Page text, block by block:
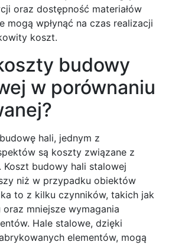
oraz dostępność materiałów
mogą wpłynąć na czas realizacji
koszt.
budowy
w porównaniu
hali, jednym z
są koszty związane z
Koszt budowy hali stalowej
niż w przypadku obiektów
to z kilku czynników, takich jak
mniejsze wymagania
Hale stalowe, dzięki
elementów, mogą